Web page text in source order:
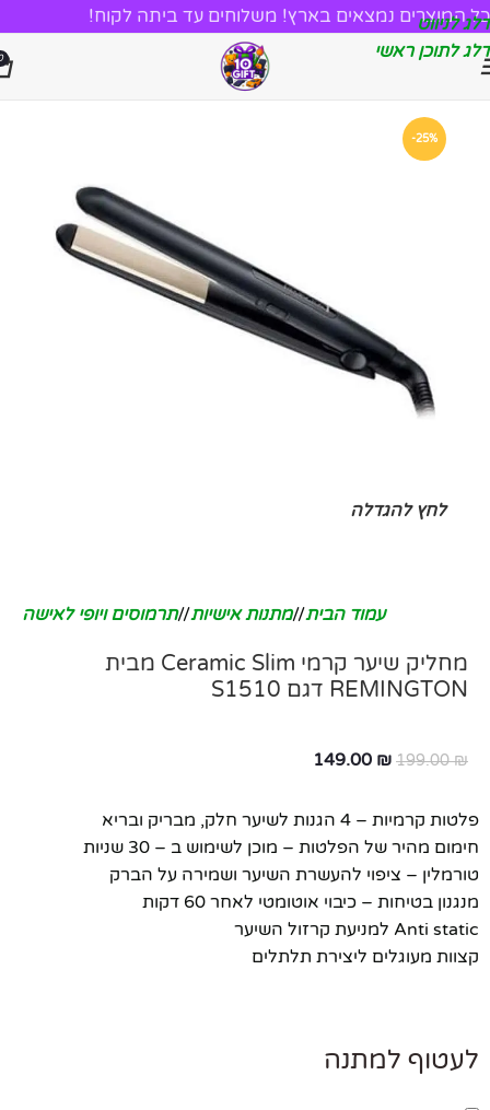
דלג לניווט
דלג לתוכן ראשי
כל המוצרים נמצאים בארץ! משלוחים עד ביתה לקוח!
-25%
לחץ להגדלה
עמוד הבית/ מתנות אישיות/ תרמוסים ויופי לאישה
מחליק שיער קרמי Ceramic Slim מבית
REMINGTON דגם S1510
199.00₪
149.00 ₪
פלטות קרמיות – 4 הגנות לשיער חלק, מבריק ובריא
חימום מהיר של הפלטות – מוכן לשימוש ב – 30 שניות
טורמלין – ציפוי להעשרת השיער ושמירה על הברק
מנגנון בטיחות – כיבוי אוטומטי לאחר 60 דקות
Anti static למניעת קרזול השיער
קצוות מעוגלים ליצירת תלתלים
לעטוף למתנה